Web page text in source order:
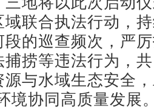
域联合执法行动，
段的巡查频次，严
捞等违法行为，
与水域生态安全
境协同高质量发展